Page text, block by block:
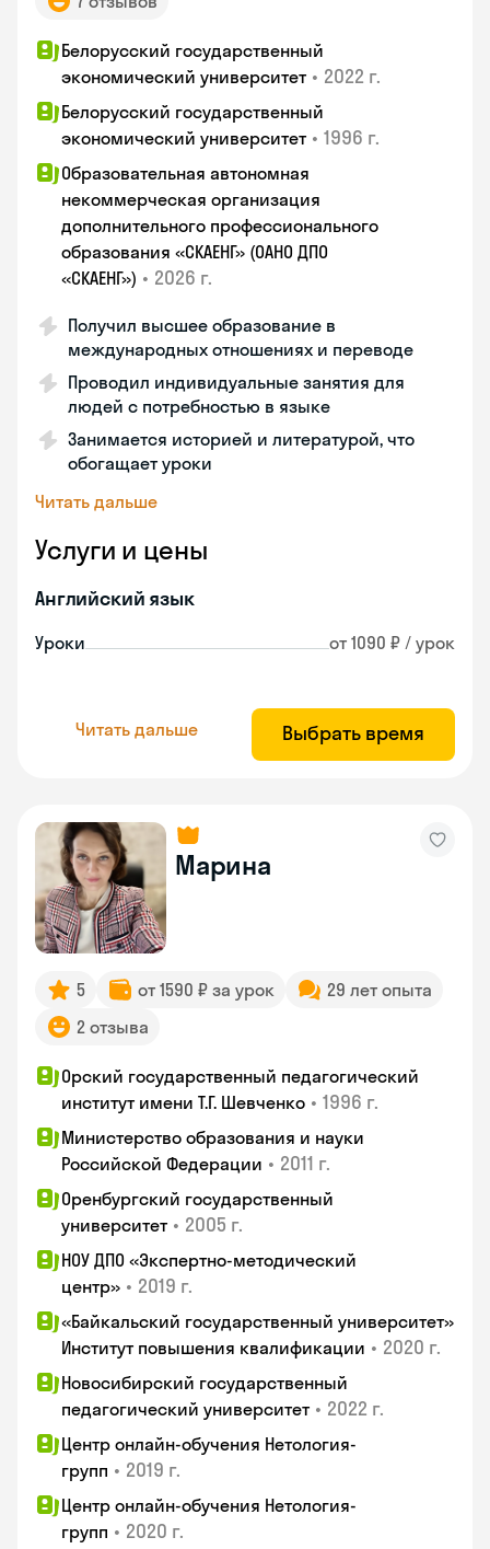
Белорусский государственный
экономический университет • 2022 г.
Белорусский государственный
экономический университет • 1996 г.
Образовательная автономная
некоммерческая организация
дополнительного профессионального
образования «СКАЕНГ» (ОАНО ДПО
«СКАЕНГ») • 2026 г.
Получил высшее образование в
международных отношениях и переводе
Проводил индивидуальные занятия для
людей с потребностью в языке
Занимается историей и литературой, что
обогащает уроки
Читать дальше
Услуги и цены
Английский язык
Уроки от 1090 ₽ / урок
Читать дальше Выбрать время
Марина
5 от 1590 ₽ за урок
29 лет опыта
2 отзыва
Орский государственный педагогический
институт имени Т.Г. Шевченко • 1996 г.
Министерство образования и науки
Российской Федерации • 2011 г.
Оренбургский государственный
университет • 2005 г.
НОУ ДПО «Экспертно-методический
центр» • 2019 г.
«Байкальский государственный университет»
Институт повышения квалификации • 2020 г.
Новосибирский государственный
педагогический университет • 2022 г.
Центр онлайн-обучения Нетология-
групп • 2019 г.
Центр онлайн-обучения Нетология-
групп • 2020 г.